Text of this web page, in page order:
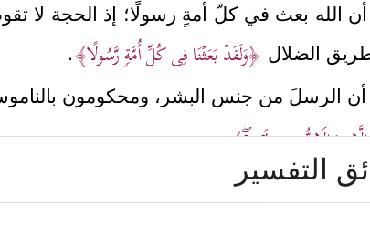
أن الله بعث في كلّ أمةٍ رسولًا؛ إذ الحجة لا
الضلال ﴿وَلَقَدۡ بَعَثۡنَا فِی كُلِّ أُمَّةࣲ رَّسُولًا﴾ .
أن الرسلَ من جنس البشر، ومحكومون
رِجَالࣰا نُّوحِیۤ إِلَیۡهِمۡۖ﴾.
أن وظيفة الرسول تبليغ الرسالة وشرحها
التفسير